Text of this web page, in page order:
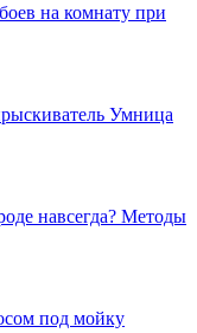
на комнату при
Умница
навсегда? Методы
под мойку